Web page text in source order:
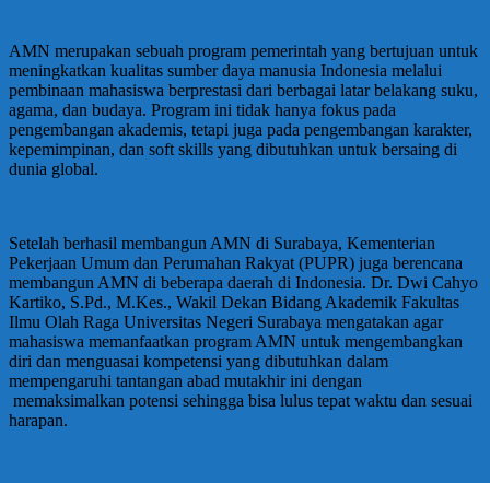
AMN merupakan sebuah program pemerintah yang bertujuan untuk
meningkatkan kualitas sumber daya manusia Indonesia melalui
pembinaan mahasiswa berprestasi dari berbagai latar belakang suku,
agama, dan budaya. Program ini tidak hanya fokus pada
pengembangan akademis, tetapi juga pada pengembangan karakter,
kepemimpinan, dan soft skills yang dibutuhkan untuk bersaing di
dunia global.
Setelah berhasil membangun AMN di Surabaya, Kementerian
Pekerjaan Umum dan Perumahan Rakyat (PUPR) juga berencana
membangun AMN di beberapa daerah di Indonesia. Dr. Dwi Cahyo
Kartiko, S.Pd., M.Kes., Wakil Dekan Bidang Akademik Fakultas
Ilmu Olah Raga Universitas Negeri Surabaya mengatakan agar
mahasiswa memanfaatkan program AMN untuk mengembangkan
diri dan menguasai kompetensi yang dibutuhkan dalam
mempengaruhi tantangan abad mutakhir ini dengan
memaksimalkan potensi sehingga bisa lulus tepat waktu dan sesuai
harapan.